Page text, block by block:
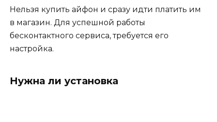
Нельзя купить айфон и сразу идти платить им
в магазин. Для успешной работы
бесконтактного сервиса, требуется его
настройка.
Нужна ли установка